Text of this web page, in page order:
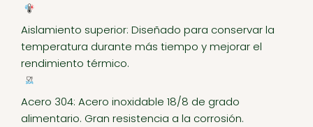
Aislamiento superior: Diseñado para conservar la
temperatura durante más tiempo y mejorar el
rendimiento térmico.
Acero 304: Acero inoxidable 18/8 de grado
alimentario. Gran resistencia a la corrosión.